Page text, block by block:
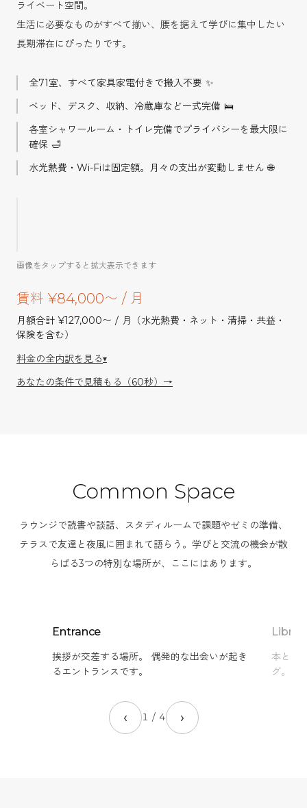
ライベート空間。
生活に必要なものがすべて揃い、腰を据えて学びに集中したい
長期滞在にぴったりです。
全71室、すべて家具家電付きで搬入不要 ✨
ベッド、デスク、収納、冷蔵庫など一式完備 🛌
各室シャワールーム・トイレ完備でプライバシーを最大限に
確保 🛁
水光熱費・Wi-Fiは固定額。月々の支出が変動しません 🌐
画像をタップすると拡大表示できます
賃料 ¥84,000〜 / 月
月額合計 ¥127,000〜 / 月（水光熱費・ネット・清掃・共益・
保険を含む）
料金の全内訳を見る▾
あなたの条件で見積もる（60秒）→
Common Space
ラウンジで読書や談話、スタディルームで課題やゼミの準備、
テラスで友達と夜風に囲まれて語らう。学びと交流の機会が散
らばる3つの特別な場所が、ここにはあります。
Entrance
挨拶が交差する場所。 偶発的な出会いが起き
るエントランスです。
本と人
グ。
‹ 1 / 4 ›